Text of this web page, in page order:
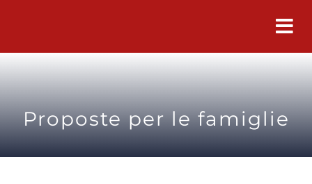
Proposte per le famiglie